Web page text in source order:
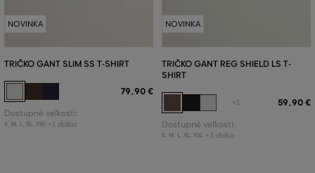
NOVINKA
TRIČKO GANT SLIM SS T-SHIRT
79,90 €
Dostupné veľkosti:
S, M L, XL, XXL +1 ďalšia
NOVINKA
TRIČKO GANT REG SHIELD LS T-
SHIRT
+1 59,90 €
Dostupné veľkosti:
S, M L, XL, XXL +3 ďalšie